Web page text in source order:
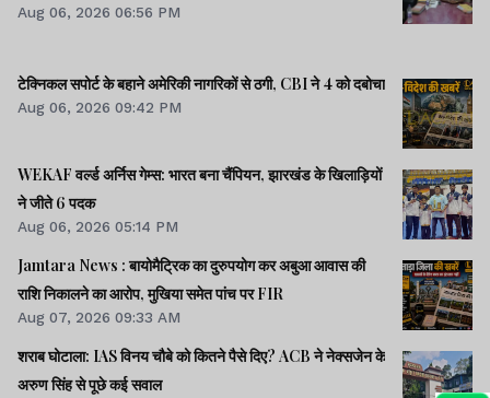
Aug 06, 2026 06:56 PM
टेक्निकल सपोर्ट के बहाने अमेरिकी नागरिकों से ठगी, CBI ने 4 को दबोचा
Aug 06, 2026 09:42 PM
WEKAF वर्ल्ड अर्निस गेम्स: भारत बना चैंपियन, झारखंड के खिलाड़ियों
ने जीते 6 पदक
Aug 06, 2026 05:14 PM
Jamtara News : बायोमैट्रिक का दुरुपयोग कर अबुआ आवास की
राशि निकालने का आरोप, मुखिया समेत पांच पर FIR
Aug 07, 2026 09:33 AM
शराब घोटाला: IAS विनय चौबे को कितने पैसे दिए? ACB ने नेक्सजेन के
अरुण सिंह से पूछे कई सवाल